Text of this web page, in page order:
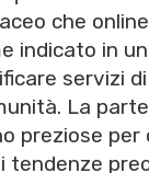
che
indicato in
servizi
La
preziose per